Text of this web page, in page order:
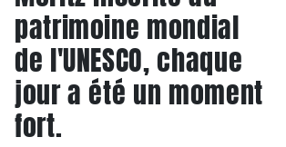
patrimoine mondial
de l'UNESCO, chaque
jour a été un moment
fort.